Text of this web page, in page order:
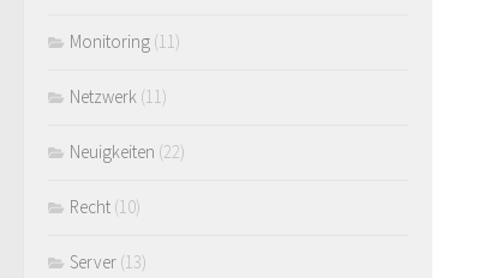
Monitoring (11)
Netzwerk (11)
Neuigkeiten (22)
Recht (10)
Server (13)